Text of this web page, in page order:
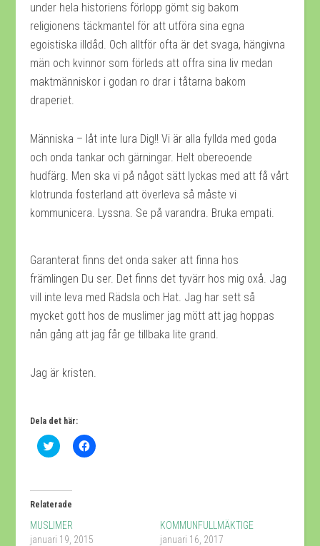
under hela historiens förlopp gömt sig bakom
religionens täckmantel för att utföra sina egna
egoistiska illdåd. Och alltför ofta är det svaga, hängivna
män och kvinnor som förleds att offra sina liv medan
maktmänniskor i godan ro drar i tåtarna bakom
draperiet.
Människa – låt inte lura Dig!! Vi är alla fyllda med goda
och onda tankar och gärningar. Helt obereoende
hudfärg. Men ska vi på något sätt lyckas med att få vårt
klotrunda fosterland att överleva så måste vi
kommunicera. Lyssna. Se på varandra. Bruka empati.
Garanterat finns det onda saker att finna hos
främlingen Du ser. Det finns det tyvärr hos mig oxå. Jag
vill inte leva med Rädsla och Hat. Jag har sett så
mycket gott hos de muslimer jag mött att jag hoppas
nån gång att jag får ge tillbaka lite grand.
Jag är kristen.
Dela det här:
Klicka
för
Twitter
(Öppnas
i
ett
nytt
fönster)
Klicka
för
fönster)
Relaterade
MUSLIMER
januari 19, 2015
KOMMUNFULLMÄKTIGE
januari 16, 2017